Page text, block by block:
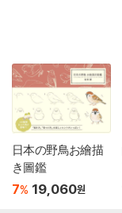
日本の野鳥お繪描
き圖鑑
7% 19,060원